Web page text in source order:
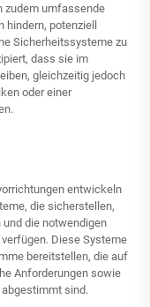
zudem umfassende
potenziell
Sicherheitssysteme zu
dass sie im
gleichzeitig jedoch
oder einer
entwickeln
die sicherstellen,
die notwendigen
Diese Systeme
bereitstellen, die auf
Anforderungen sowie
sind.